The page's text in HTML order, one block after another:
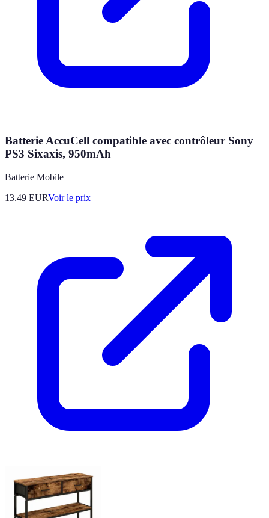
Batterie AccuCell compatible avec contrôleur Sony
PS3 Sixaxis, 950mAh
Batterie Mobile
13.49 EURVoir le prix